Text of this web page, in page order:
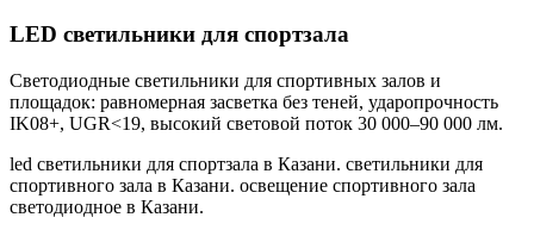
LED светильники для спортзала
Светодиодные светильники для спортивных залов и
площадок: равномерная засветка без теней, ударопрочность
IK08+, UGR<19, высокий световой поток 30 000–90 000 лм.
led светильники для спортзала в Казани. светильники для
спортивного зала в Казани. освещение спортивного зала
светодиодное в Казани.